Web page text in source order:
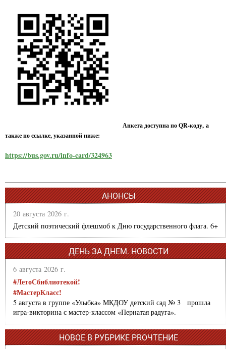
Анкета доступна по QR-коду, а
также по ссылке, указанной ниже:
https://bus.gov.ru/info-card/324963
АНОНСЫ
20 августа 2026 г.
Детский поэтический флешмоб к Дню государственного флага. 6+
ДЕНЬ ЗА ДНЕМ. НОВОСТИ
6 августа 2026 г.
#ЛетоСбиблиотекой!
#МастерКласс!
5 августа в группе «Улыбка» МКДОУ детский сад № 3 прошла
игра-викторина с мастер-классом «Пернатая радуга».
НОВОЕ В РУБРИКЕ PROЧТЕНИЕ